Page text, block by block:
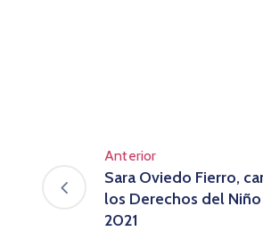
Anterior
Sara Oviedo Fierro,
los Derechos del
2021